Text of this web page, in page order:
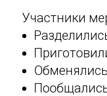
Участники